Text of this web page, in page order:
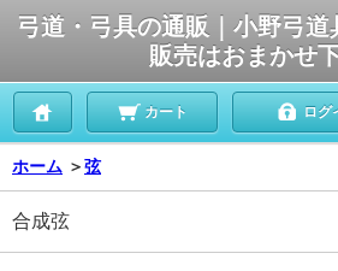
弓道・弓具の通販｜小野弓
販売はおまかせ
カート ログ
ホーム ＞弦
合成弦